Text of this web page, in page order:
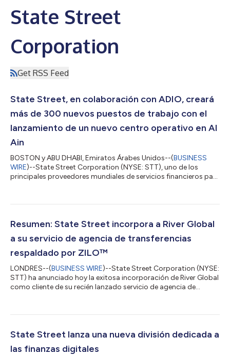
State Street
Corporation
Get RSS Feed
State Street, en colaboración con ADIO, creará
más de 300 nuevos puestos de trabajo con el
lanzamiento de un nuevo centro operativo en Al
Ain
BOSTON y ABU DHABI, Emiratos Árabes Unidos--(BUSINESS
WIRE)--State Street Corporation (NYSE: STT), uno de los
principales proveedores mundiales de servicios financieros para
nuevo centro operativo en la región de Al Ain, Abu Dhabi. Esta
estrategia de expansión a largo plazo de State Street en Medio
Resumen: State Street incorpora a River Global
a su servicio de agencia de transferencias
respaldado por ZILO™
LONDRES--(BUSINESS WIRE)--State Street Corporation (NYSE:
STT) ha anunciado hoy la exitosa incorporación de River Global
como cliente de su recién lanzado servicio de agencia de
internacional de activos y patrimonios. State Street participó
enero de 2024, una decisión guiada por el interés de State
State Street lanza una nueva división dedicada a
las finanzas digitales